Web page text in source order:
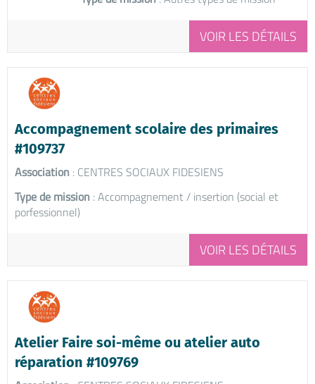
VOIR LES DÉTAILS
Accompagnement scolaire des primaires
#109737
Association : CENTRES SOCIAUX FIDESIENS
Type de mission : Accompagnement / insertion (social et
porfessionnel)
VOIR LES DÉTAILS
Atelier Faire soi-même ou atelier auto
réparation #109769